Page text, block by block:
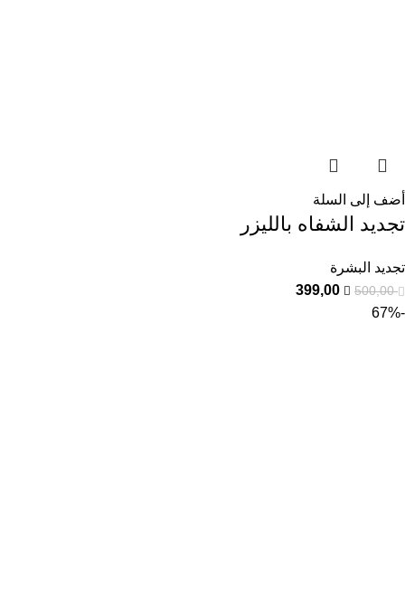
أضف إلى السلة
تجديد الشفاه بالليزر
تجديد البشرة
500,00
399,00
-67%